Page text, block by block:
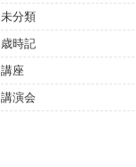
未分類
歳時記
講座
講演会